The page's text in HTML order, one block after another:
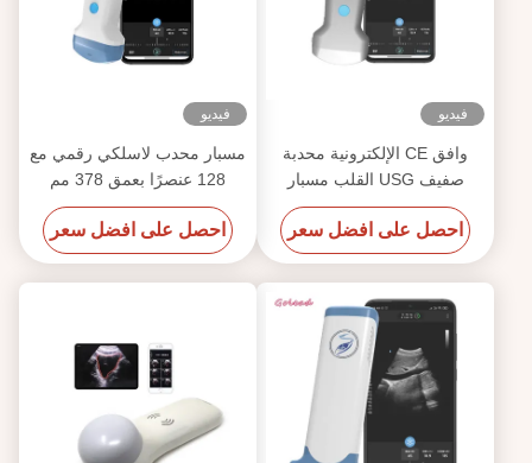
فيديو
وافق CE الإلكترونية محدبة
صفيف USG القلب مسبار
الموجات فوق الصوتية لالروبوت
احصل على افضل سعر
فيديو
مسبار محدب لاسلكي رقمي مع
128 عنصرًا بعمق 378 مم
احصل على افضل سعر